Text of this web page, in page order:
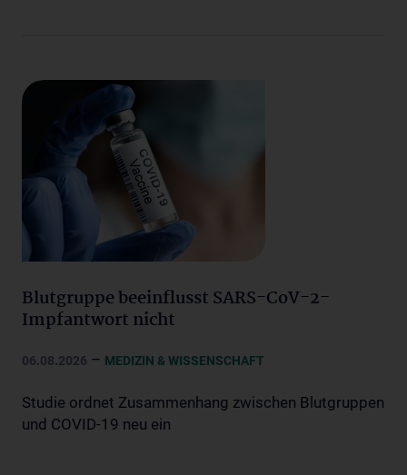
Blutgruppe beeinflusst SARS-CoV-2-
Impfantwort nicht
06.08.2026 – MEDIZIN & WISSENSCHAFT
Studie ordnet Zusammenhang zwischen Blutgruppen
und COVID-19 neu ein